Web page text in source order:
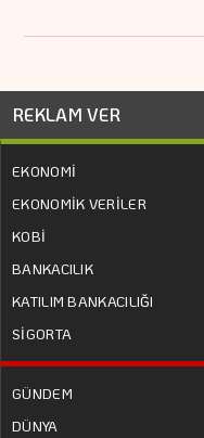
REKLAM VER
EKONOMİ
EKONOMİK VERİLER
KOBİ
BANKACILIK
KATILIM BANKACILIĞI
SİGORTA
GÜNDEM
DÜNYA